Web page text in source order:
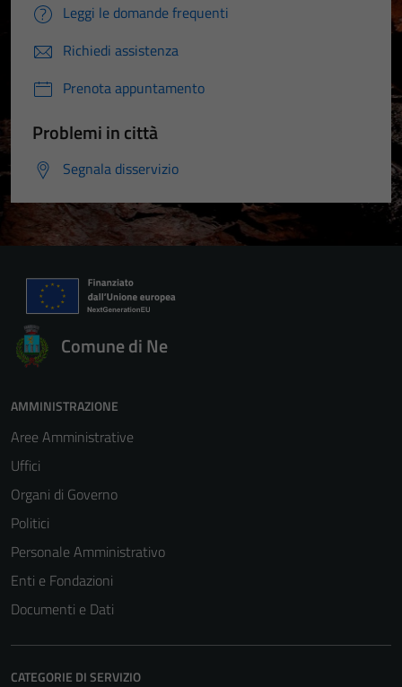
Leggi le domande frequenti
Richiedi assistenza
Prenota appuntamento
Problemi in città
Segnala disservizio
Comune di Ne
AMMINISTRAZIONE
Aree Amministrative
Uffici
Organi di Governo
Politici
Personale Amministrativo
Enti e Fondazioni
Documenti e Dati
CATEGORIE DI SERVIZIO